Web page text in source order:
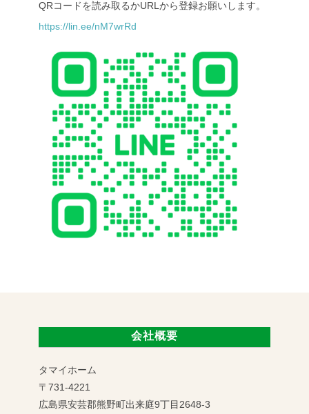
QRコードを読み取るかURLから登録お願いします。
https://lin.ee/nM7wrRd
会社概要
タマイホーム
〒731-4221
広島県安芸郡熊野町出来庭9丁目2648-3